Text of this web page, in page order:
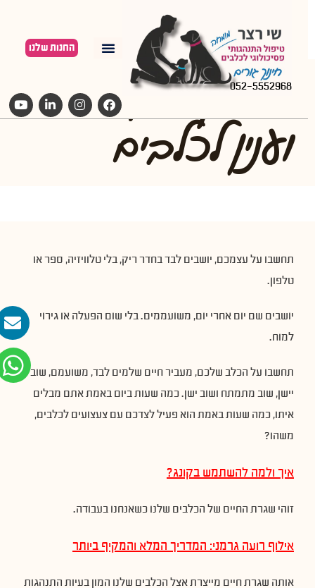
החנות שלנו
052-5552968
משחקי האכלה
וענין לכלבים
תחשבו על עצמכם, יושבים לבד בחדר ריק, בלי טלוויזיה, ספר או
טלפון.
יושבים שם יום אחרי יום, משועממים. בלי שום הפעלה או גירוי
למוח.
תחשבו על הכלב שלכם, מעביר חיים שלמים לבד, משועמם, שוב
יישן, שוב מתמתח ושוב ישן. כמה שעות ביום באמת אתם מבלים
איתו, כמה שעות באמת הוא פעיל לצדכם עם צעצועים לכלבים,
משהו?
איך ולמה להשתמש בקונג?
זוהי שגרת החיים של הכלבים שלנו כשאנחנו בעבודה.
אילוף רועה גרמני: המדריך המלא והמקיף ביותר
אותה שגרת חיים מייצרת אצל הכלבים שלנו המון בעיות התנהגות